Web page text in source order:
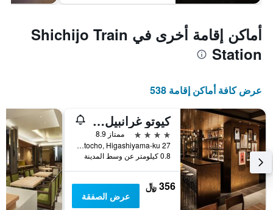
أماكن إقامة أخرى في Shichijo Train
Station
عرض كافة أماكن إقامة 538
كيوتو غرانبيل هوتيل
4 نجوم
ممتاز 8.9
27 Yamatocho, Higashiyama-ku, كيوتو, اليابان
0.8 كيلومتر عن وسط المدينة
356 ﷼
عرض الصفقة